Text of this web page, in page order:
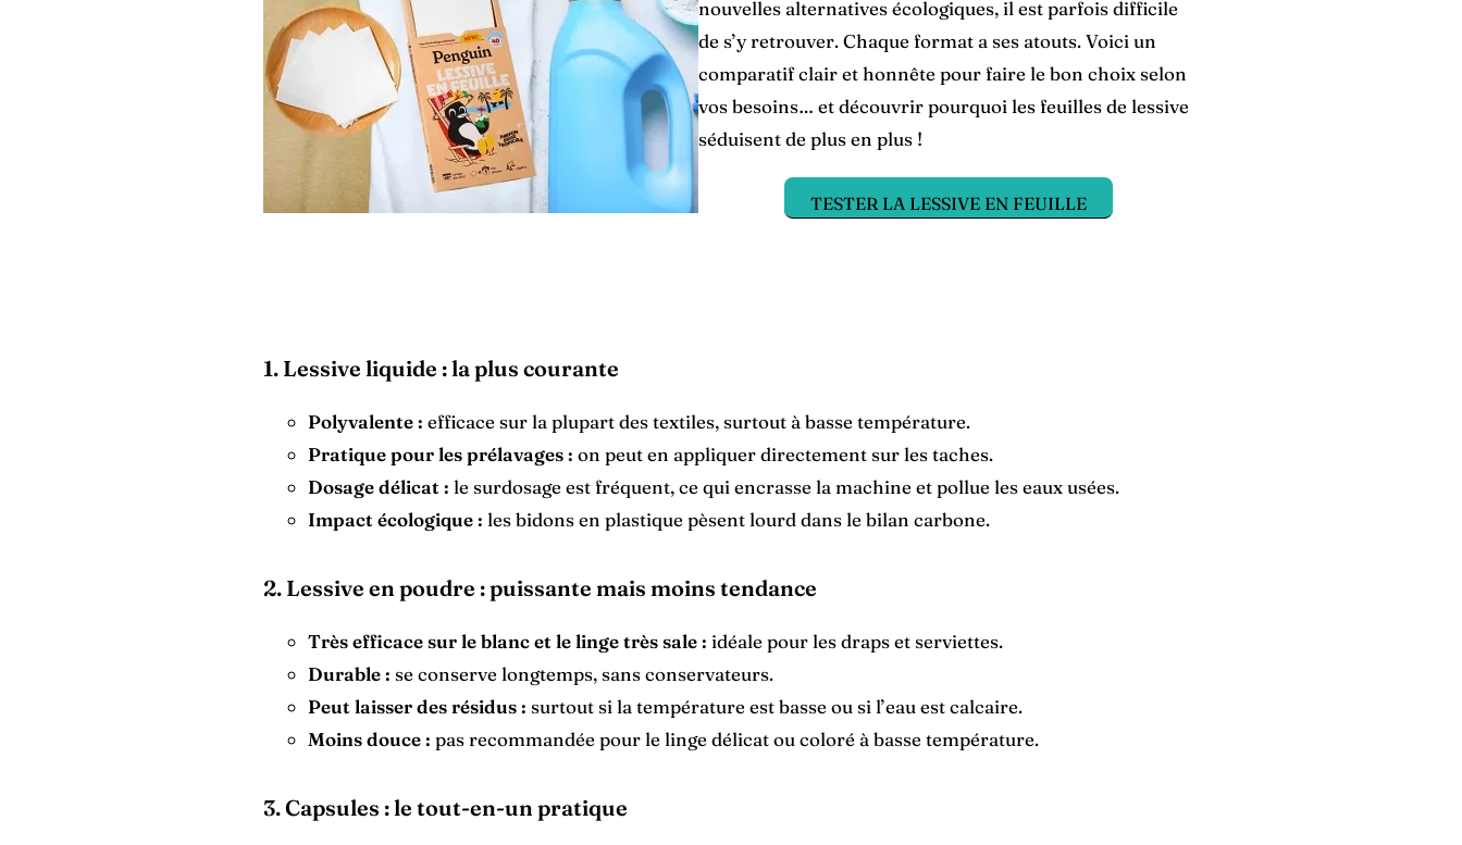
nouvelles alternatives écologiques, il est parfois difficile
de s’y retrouver. Chaque format a ses atouts. Voici un
comparatif clair et honnête pour faire le bon choix selon
vos besoins… et découvrir pourquoi les feuilles de lessive
séduisent de plus en plus !
TESTER LA LESSIVE EN FEUILLE
1. Lessive liquide : la plus courante
Polyvalente : efficace sur la plupart des textiles, surtout à basse température.
Pratique pour les prélavages : on peut en appliquer directement sur les taches.
Dosage délicat : le surdosage est fréquent, ce qui encrasse la machine et pollue les eaux usées.
Impact écologique : les bidons en plastique pèsent lourd dans le bilan carbone.
2. Lessive en poudre : puissante mais moins tendance
Très efficace sur le blanc et le linge très sale : idéale pour les draps et serviettes.
Durable : se conserve longtemps, sans conservateurs.
Peut laisser des résidus : surtout si la température est basse ou si l’eau est calcaire.
Moins douce : pas recommandée pour le linge délicat ou coloré à basse température.
3. Capsules : le tout-en-un pratique